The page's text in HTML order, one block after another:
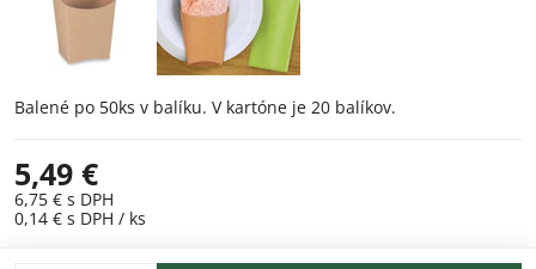
Balené po 50ks v balíku. V kartóne je 20 balíkov.
5,49 €
6,75 € s DPH
0,14 € s DPH / ks